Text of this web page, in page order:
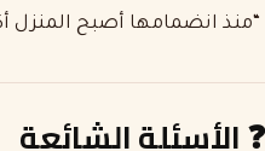
“منذ انضمامها أصبح المنزل
❓الأسئلة الشائعة